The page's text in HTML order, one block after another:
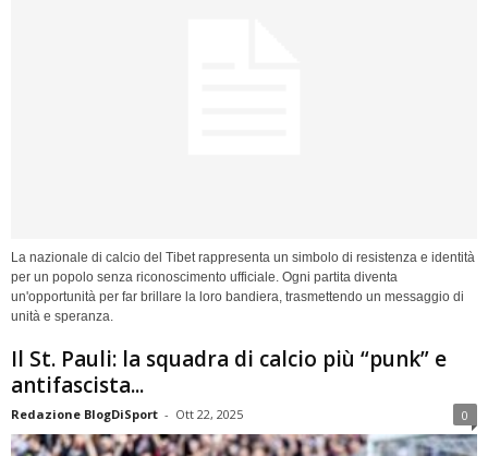
La nazionale di calcio del Tibet rappresenta un simbolo di resistenza e identità
per un popolo senza riconoscimento ufficiale. Ogni partita diventa
un'opportunità per far brillare la loro bandiera, trasmettendo un messaggio di
unità e speranza.
Il St. Pauli: la squadra di calcio più “punk” e
antifascista...
Redazione BlogDiSport - Ott 22, 2025 0